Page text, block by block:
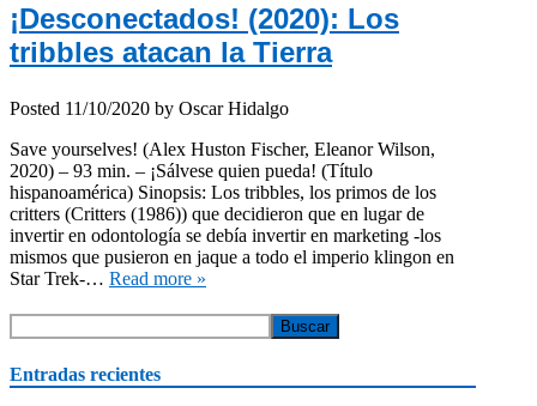
¡Desconectados! (2020): Los
tribbles atacan la Tierra
Posted 11/10/2020 by Oscar Hidalgo
Save yourselves! (Alex Huston Fischer, Eleanor Wilson,
2020) – 93 min. – ¡Sálvese quien pueda! (Título
hispanoamérica) Sinopsis: Los tribbles, los primos de los
critters (Critters (1986)) que decidieron que en lugar de
invertir en odontología se debía invertir en marketing -los
mismos que pusieron en jaque a todo el imperio klingon en
Star Trek-… Read more »
Entradas recientes